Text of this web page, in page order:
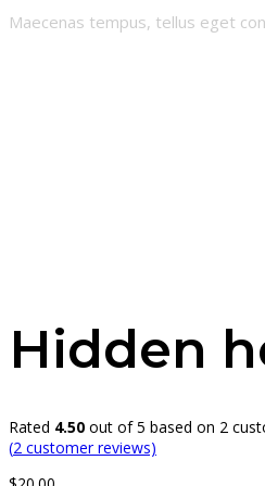
Maecenas tempus, tellus eget
Hidden
Rated 4.50 out of 5 based on 2
(2 customer reviews)